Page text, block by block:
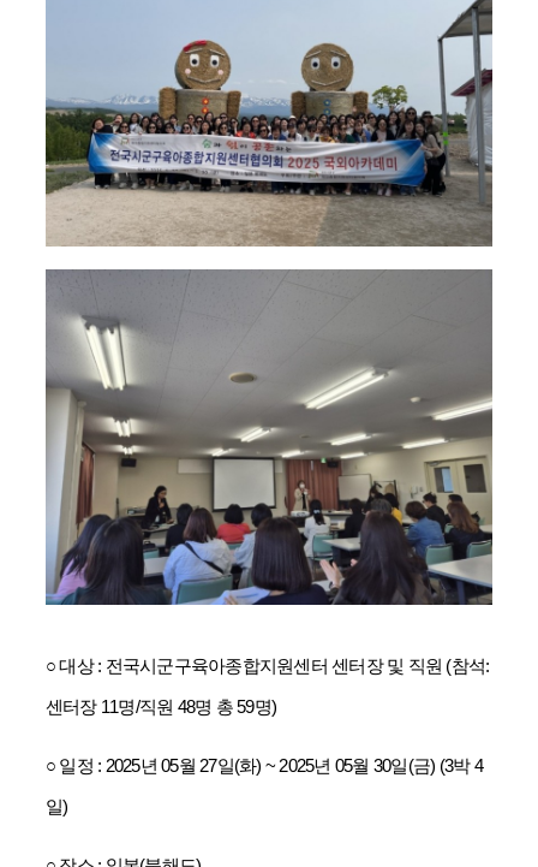
○ 대상 : 전국시군구육아종합지원센터 센터장 및 직원 (참석:
센터장 11명/직원 48명 총 59명)
○ 일정 : 2025년 05월 27일(화) ~ 2025년 05월 30일(금) (3박 4
일)